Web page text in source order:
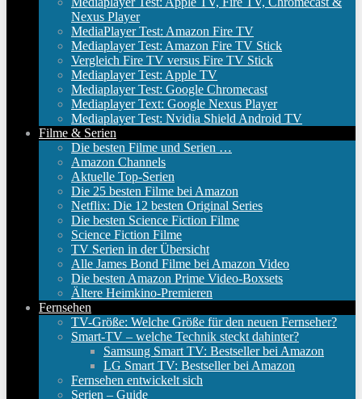
Nexus Player
MediaPlayer Test: Amazon Fire TV
Mediaplayer Test: Amazon Fire TV Stick
Vergleich Fire TV versus Fire TV Stick
Mediaplayer Test: Apple TV
Mediaplayer Test: Google Chromecast
Mediaplayer Text: Google Nexus Player
Mediaplayer Test: Nvidia Shield Android TV
Filme & Serien
Die besten Filme und Serien …
Amazon Channels
Aktuelle Top-Serien
Die 25 besten Filme bei Amazon
Netflix: Die 12 besten Original Series
Die besten Science Fiction Filme
Science Fiction Filme
TV Serien in der Übersicht
Alle James Bond Filme bei Amazon Video
Die besten Amazon Prime Video-Boxsets
Ältere Heimkino-Premieren
Fernsehen
TV-Größe: Welche Größe für den neuen Fernseher?
Smart-TV – welche Technik steckt dahinter?
Samsung Smart TV: Bestseller bei Amazon
LG Smart TV: Bestseller bei Amazon
Fernsehen entwickelt sich
Serien – Guide